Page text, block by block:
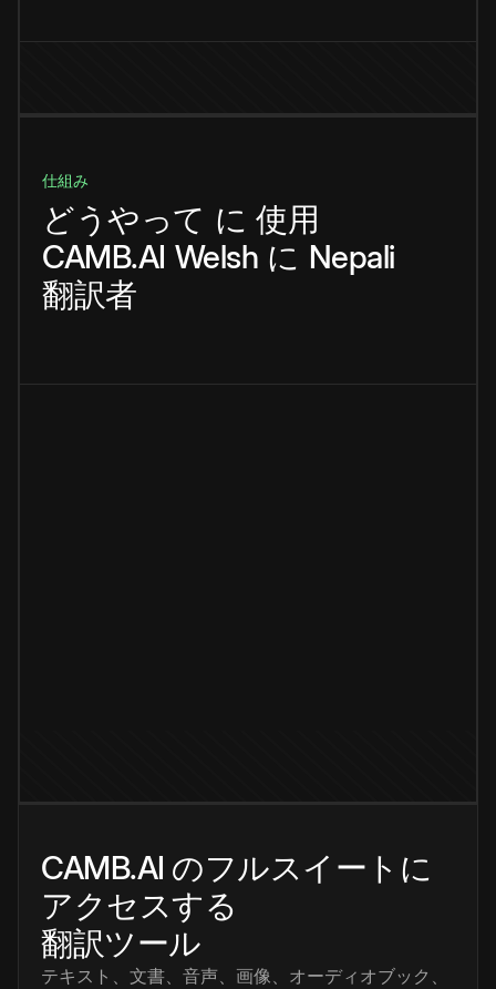
仕組み
どうやって に 使用
CAMB.AI Welsh に Nepali
翻訳者
CAMB.AI のフルスイートに
アクセスする
翻訳ツール
テキスト、文書、音声、画像、オーディオブック、